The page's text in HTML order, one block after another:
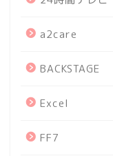
a2care
BACKSTAGE
Excel
FF7